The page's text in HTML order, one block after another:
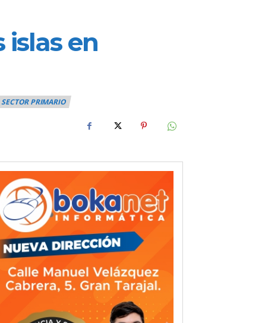
islas en
SECTOR PRIMARIO